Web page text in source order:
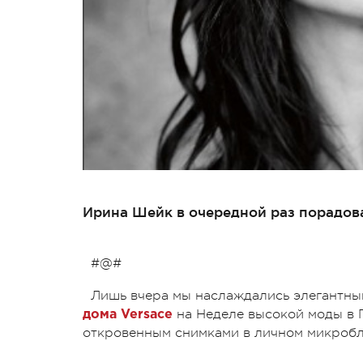
Ирина Шейк в очередной раз
#@#
Лишь вчера мы наслаждались
дома Versace на Неделе высокой моды в
откровенным снимками в личном